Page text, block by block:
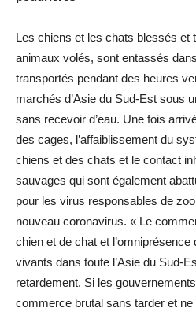
Les chiens et les chats blessés et
animaux volés, sont entassés
transportés pendant des heures
marchés d’Asie du Sud-Est sous
sans recevoir d’eau. Une fois
des cages, l’affaiblissement du
chiens et des chats et le contact
sauvages qui sont également
pour les virus responsables de
nouveau coronavirus. « Le
chien et de chat et l’omniprésence
vivants dans toute l’Asie du Sud-
retardement. Si les
commerce brutal sans tarder et